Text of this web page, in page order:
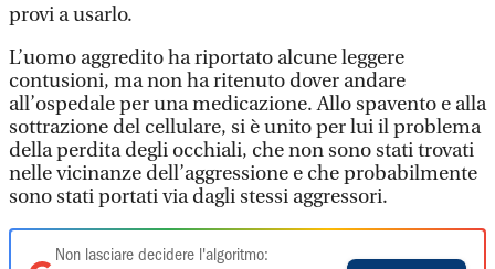
provi a usarlo.
L’uomo aggredito ha riportato alcune leggere
contusioni, ma non ha ritenuto dover andare
all’ospedale per una medicazione. Allo spavento e alla
sottrazione del cellulare, si è unito per lui il problema
della perdita degli occhiali, che non sono stati trovati
nelle vicinanze dell’aggressione e che probabilmente
sono stati portati via dagli stessi aggressori.
Non lasciare decidere l'algoritmo: